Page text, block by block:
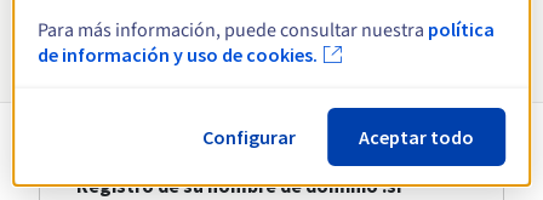
Información sobre .si
Registro de su nombre de dominio .si
Para más información, puede consultar nuestra política
de información y uso de cookies.
Configurar Aceptar todo